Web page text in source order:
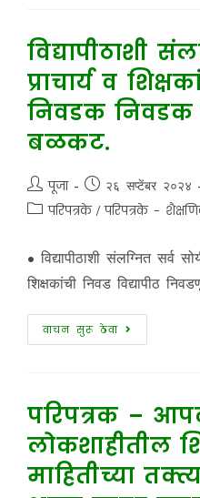
विद्यापीठाशी
प्राचार्य व
निवडक
बळकट.
पूजा २६ सप्टेंबर २०२४
परिपत्रके / परिपत्रके -
• विद्यापीठाशी संलग्नित सर्व
शिक्षकांची निवड विद्यापीठ
वाचन सुरू ठेवा
परिपत्रक –
लोकशाहीतील
माहितीच्या